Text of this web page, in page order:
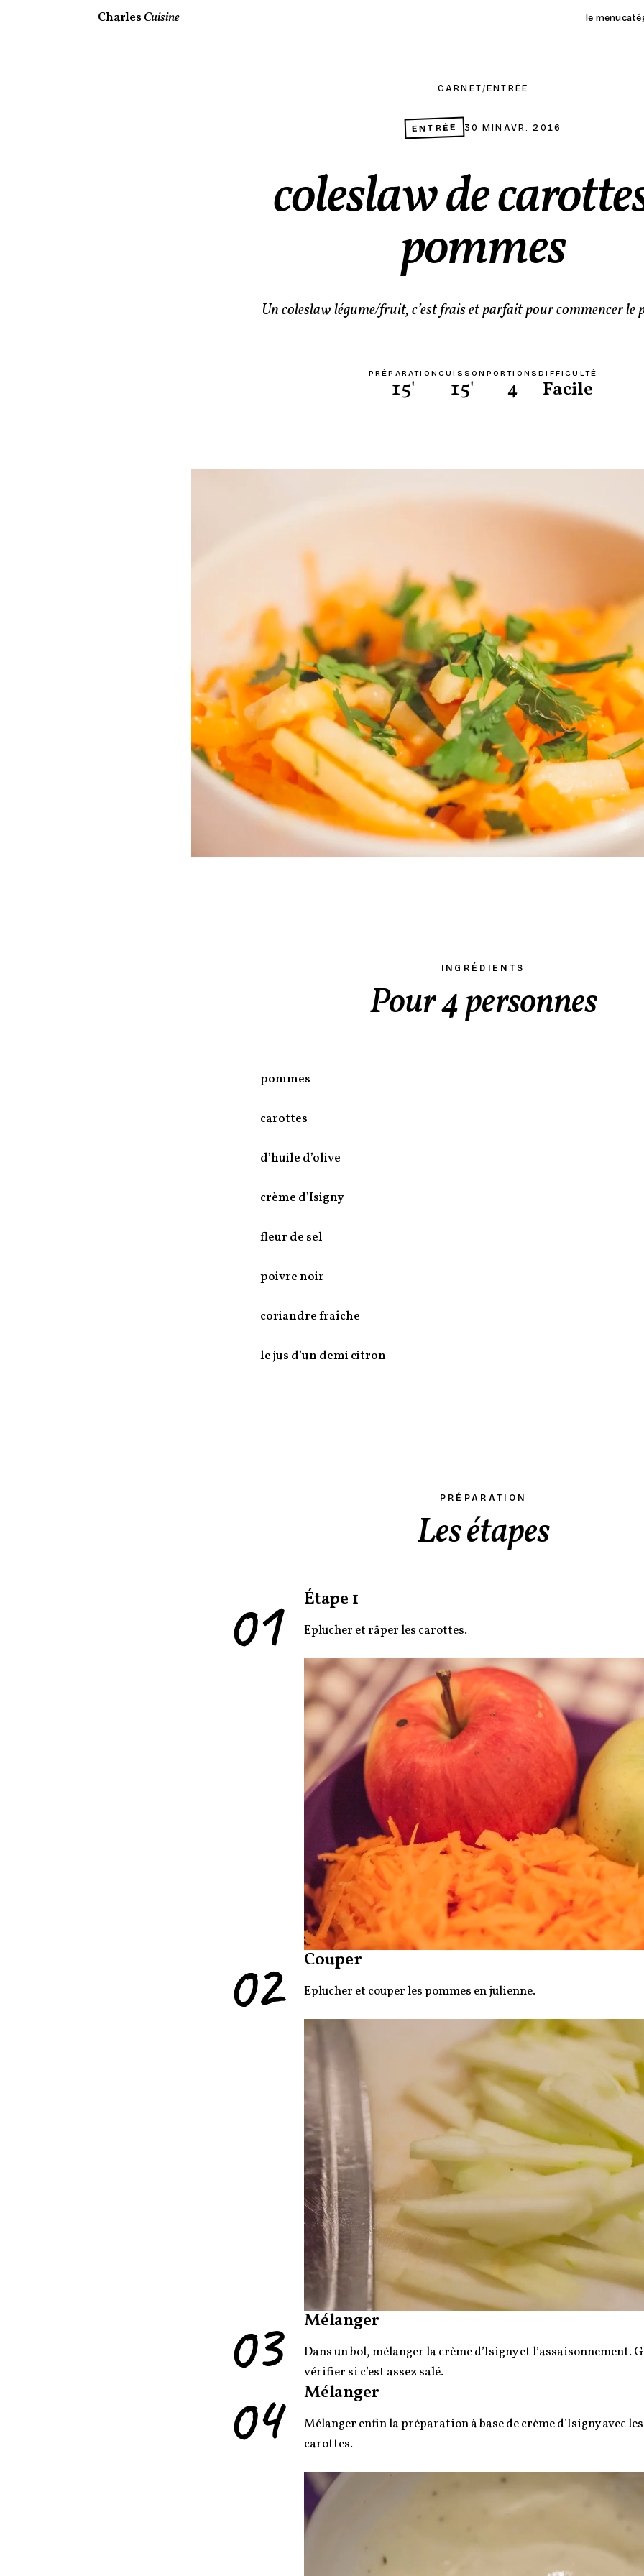
CharlesCuisine le menu
CARNET/ ENTRÉE
ENTRÉE 30 MIN AVR. 2016
coleslaw de
pommes
Un coleslaw légume/fruit, c’est frais et parfait pour commencer
PRÉPARATION
15'
CUISSON
15'
PORTIONS
4
DIFFICULTÉ
Facile
INGRÉDIENTS
Pour 4 personnes
pommes
carottes
d’huile d’olive
crème d’Isigny
fleur de sel
poivre noir
coriandre fraîche
le jus d’un demi citron
PRÉPARATION
Les étapes
01 Étape 1
Eplucher et râper les carottes.
02 Couper
Eplucher et couper les pommes en julienne.
03 Mélanger
Dans un bol, mélanger la crème d’Isigny et l’assaisonnement.
vérifier si c’est assez salé.
04 Mélanger
Mélanger enfin la préparation à base de crème d’Isigny avec
carottes.